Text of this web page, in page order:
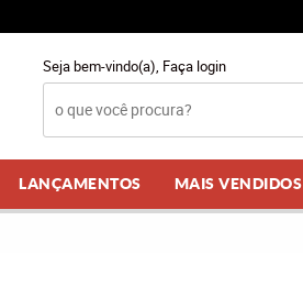
Seja bem-vindo(a), Faça login
LANÇAMENTOS MAIS VENDIDOS